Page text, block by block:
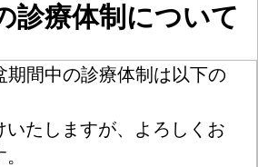
診療体制について
期間中の診療体制は以下の
いたしますが、よろしくお